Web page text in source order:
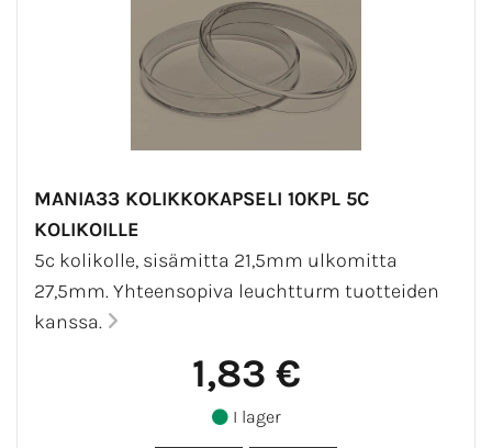
MANIA33 KOLIKKOKAPSELI 10KPL 5C
KOLIKOILLE
5c kolikolle, sisämitta 21,5mm ulkomitta
27,5mm. Yhteensopiva leuchtturm tuotteiden
kanssa.
1,83 €
I lager